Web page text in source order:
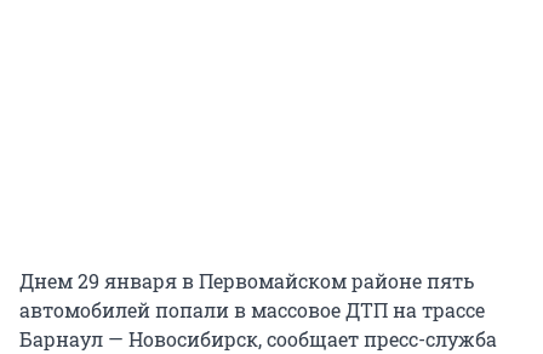
Днем 29 января в Первомайском районе пять
автомобилей попали в массовое ДТП на трассе
Барнаул — Новосибирск, сообщает пресс-служба